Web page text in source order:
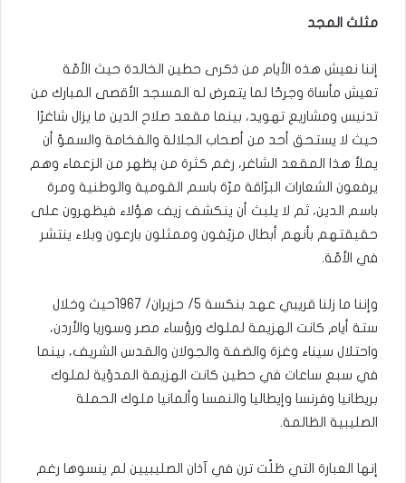
مثلث المجد
إننا نعيش هذه الأيام من ذكرى حطين الخالدة حيث الأمّة
تعيش مأساة وجرحًا لما يتعرض له المسجد الأقصى المبارك من
تدنيس ومشاريع تهويد، بينما مقعد صلاح الدين ما يزال شاغرًا
حيث لا يستحق أحد من أصحاب الجلالة والفخامة والسموّ أن
يملأ هذا المقعد الشاغر، رغم كثرة من يظهر من الزعماء وهم
يرفعون الشعارات البرّاقة مرّة باسم القومية والوطنية ومرة
باسم الدين، ثم لا يلبث أن ينكشف زيف هؤلاء فيظهرون على
حقيقتهم بأنهم أبطال مزيّفون وممثلون بارعون وبلاء ينتشر
في الأمّة.
وإننا ما زلنا قريبي عهد بنكسة 5/ حزيران/ 1967حيث وخلال
ستة أيام كانت الهزيمة لملوك ورؤساء مصر وسوريا والأردن،
واحتلال سيناء وغزة والضفة والجولان والقدس الشريف، بينما
في سبع ساعات في حطين كانت الهزيمة المدوّية لملوك
بريطانيا وفرنسا وإيطاليا والنمسا وألمانيا ملوك الحملة
الصليبية الظالمة.
إنها العبارة التي ظلّت ترن في آذان الصليبيين لم ينسوها رغم